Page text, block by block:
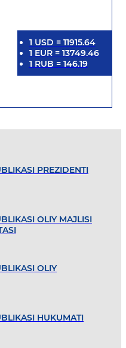
1 USD = 11915.64
1 EUR= 13749.46
1 RUB = 146.19
PREZIDENTI
OLIY MAJLISI
OLIY
HUKUMATI